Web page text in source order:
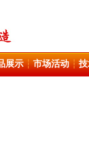
展示┆市场活动┆